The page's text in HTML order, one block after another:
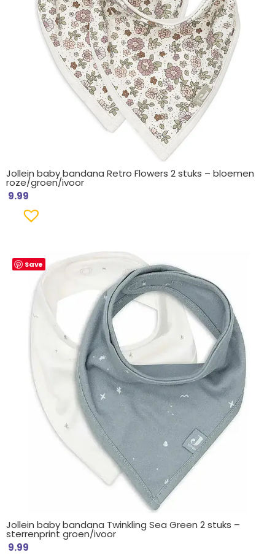
Jollein baby bandana Retro Flowers 2 stuks – bloemen
roze/groen/ivoor
9.99
Save
Jollein baby bandana Twinkling Sea Green 2 stuks –
sterrenprint groen/ivoor
9.99